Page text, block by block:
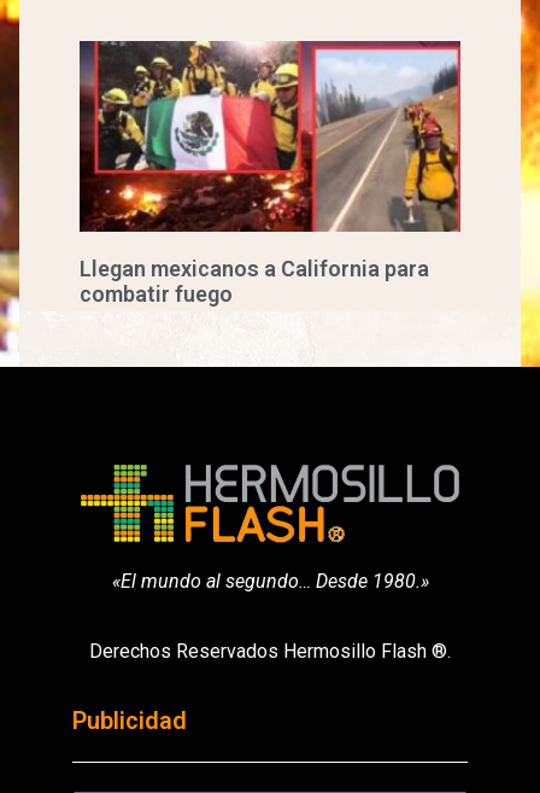
Llegan mexicanos a California para
combatir fuego
«El mundo al segundo… Desde 1980.»
Derechos Reservados Hermosillo Flash ®.
Publicidad